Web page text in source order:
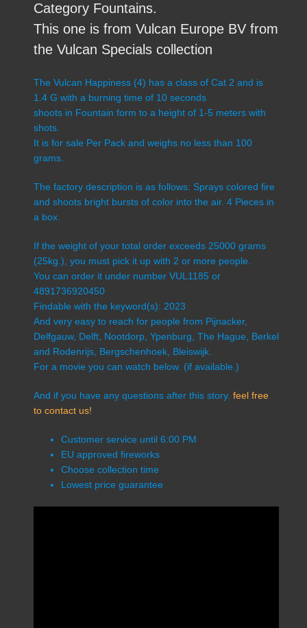
Category Fountains.
This one is from Vulcan Europe BV from
the Vulcan Specials collection
The Vulcan Happiness (4) has a class of Cat 2 and is
1.4 G with a burning time of 10 seconds
shoots in Fountain form to a height of 1-5 meters with
shots.
It is for sale Per Pack and weighs no less than 100
grams.
The factory description is as follows: Sprays colored fire
and shoots bright bursts of color into the air. 4 Pieces in
a box.
If the weight of your total order exceeds 25000 grams
(25kg.), you must pick it up with 2 or more people.
You can order it under number VUL1185 or
4891736920450
Findable with the keyword(s): 2023
And very easy to reach for people from Pijnacker,
Delfgauw, Delft, Nootdorp, Ypenburg, The Hague, Berkel
and Rodenrijs, Bergschenhoek, Bleiswijk.
For a movie you can watch below. (if available.)
And if you have any questions after this story. feel free
to contact us!
Customer service until 6:00 PM
EU approved fireworks
Choose collection time
Lowest price guarantee